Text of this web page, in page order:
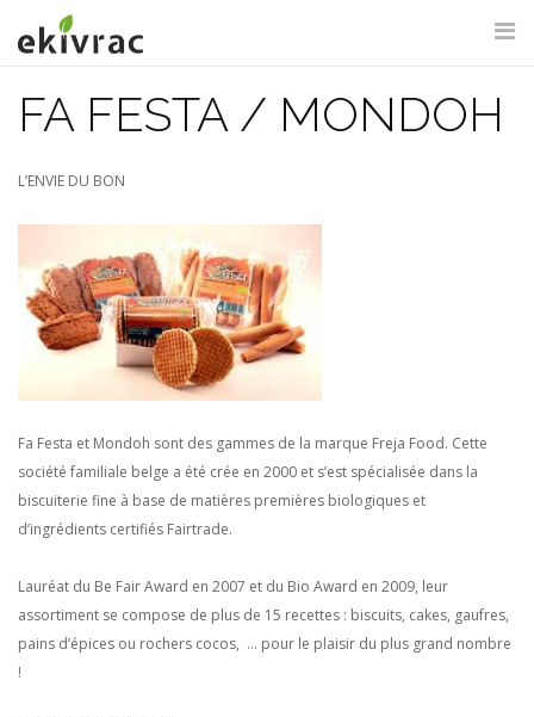
au
contenu
RECHERCHE DU SITE
FA FESTA / MONDOH
L’ENVIE DU BON
Fa Festa et Mondoh sont des gammes de la marque Freja Food. Cette
société familiale belge a été crée en 2000 et s’est spécialisée dans la
biscuiterie fine à base de matières premières biologiques et
d’ingrédients certifiés Fairtrade.
Lauréat du Be Fair Award en 2007 et du Bio Award en 2009, leur
assortiment se compose de plus de 15 recettes : biscuits, cakes, gaufres,
pains d’épices ou rochers cocos, … pour le plaisir du plus grand nombre
!